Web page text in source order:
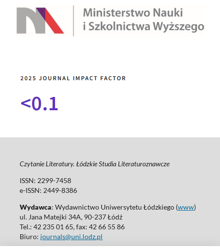
Czytanie Literatury. Łódzkie Studia Literaturoznawcze
ISSN: 2299-7458
e-ISSN: 2449-8386
Wydawca: Wydawnictwo Uniwersytetu Łódzkiego (www)
ul. Jana Matejki 34A, 90-237 Łódź
Tel.: 42 235 01 65, fax: 42 66 55 86
Biuro: journals@uni.lodz.pl